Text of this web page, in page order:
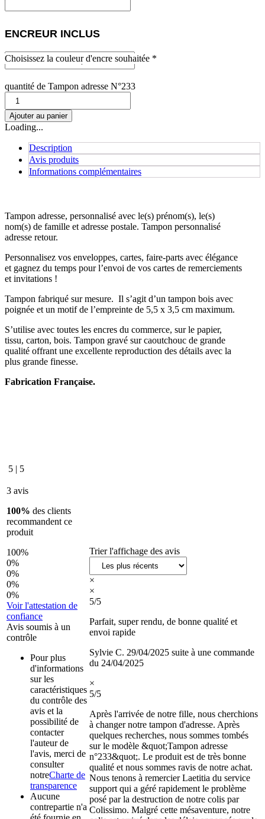
ENCREUR INCLUS
Choisissez la couleur d'encre souhaitée *
quantité de Tampon adresse N°233
Ajouter au panier
Loading...
Description
Avis produits
Informations complémentaires
Tampon adresse, personnalisé avec le(s) prénom(s), le(s)
nom(s) de famille et adresse postale. Tampon personnalisé
adresse retour.
Personnalisez vos enveloppes, cartes, faire-parts avec élégance
et gagnez du temps pour l’envoi de vos cartes de remerciements
et invitations !
Tampon fabriqué sur mesure. Il s’agit d’un tampon bois avec
poignée et un motif de l’empreinte de 5,5 x 3,5 cm maximum.
S’utilise avec toutes les encres du commerce, sur le papier,
tissu, carton, bois. Tampon gravé sur caoutchouc de grande
qualité offrant une excellente reproduction des détails avec la
plus grande finesse.
Fabrication Française.
5 | 5
3 avis
100% des clients
recommandent ce
produit
100%
0%
0%
0%
0%
Voir l'attestation de
confiance
Avis soumis à un
contrôle
Pour plus
d'informations
sur les
caractéristiques
du contrôle des
avis et la
possibilité de
contacter
l'auteur de
l'avis, merci de
consulter
notreCharte de
transparence
Aucune
contrepartie n'a
Trier l'affichage des avis
×
×
5/5
Parfait, super rendu, de bonne qualité et
envoi rapide
Sylvie C. 29/04/2025 suite à une commande
du 24/04/2025
×
5/5
Après l'arrivée de notre fille, nous cherchions
à changer notre tampon d'adresse. Après
quelques recherches, nous sommes tombés
sur le modèle &quot;Tampon adresse
n°233&quot;. Le produit est de très bonne
qualité et nous sommes ravis de notre achat.
Nous tenons à remercier Laetitia du service
support qui a géré rapidement le problème
posé par la destruction de notre colis par
Colissimo. Malgré cette mésaventure, notre